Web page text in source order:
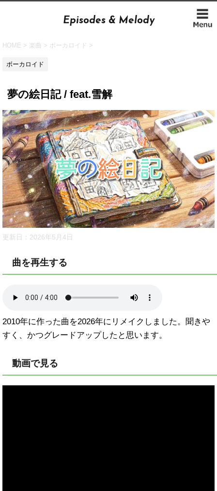
Episodes & Melody
HOME > 楽曲 > ボーカロイド >
ボーカロイド
夢の絵日記 / feat.雪解
更新日： 2026年5月4日
曲を再生する
2010年に作った曲を2026年にリメイクしました。聞きや
すく、かつグレードアップしたと思います。
動画で見る